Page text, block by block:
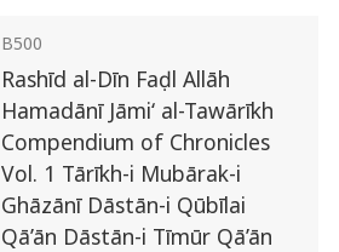
B500
Rashīd al-Dīn Faḍl Allāh
Hamadānī Jāmi‘ al-Tawārīkh
Compendium of Chronicles
Vol. 1 Tārīkh-i Mubārak-i
Ghāzānī Dāstān-i Qūbīlai
Qā’ān Dāstān-i Tīmūr Qā’ān